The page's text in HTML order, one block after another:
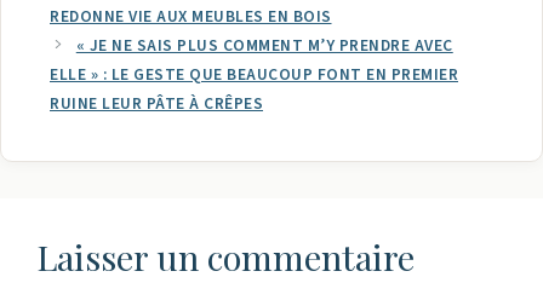
REDONNE VIE AUX MEUBLES EN BOIS
« JE NE SAIS PLUS COMMENT M’Y PRENDRE AVEC
ELLE » : LE GESTE QUE BEAUCOUP FONT EN PREMIER
RUINE LEUR PÂTE À CRÊPES
Laisser un commentaire